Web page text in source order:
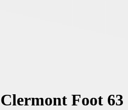
Foot 63